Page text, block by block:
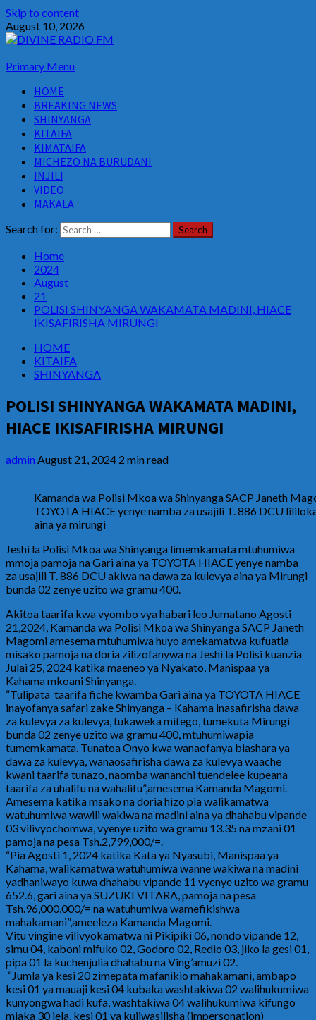
Skip to content
August 10, 2026
Primary Menu
HOME
BREAKING NEWS
SHINYANGA
KITAIFA
KIMATAIFA
MICHEZO NA BURUDANI
INJILI
VIDEO
MAKALA
Search for:
Home
2024
August
21
POLISI SHINYANGA WAKAMATA MADINI, HIACE
IKISAFIRISHA MIRUNGI
HOME
KITAIFA
SHINYANGA
POLISI SHINYANGA WAKAMATA MADINI,
HIACE IKISAFIRISHA MIRUNGI
admin August 21, 2024 2 min read
Kamanda wa Polisi Mkoa wa Shinyanga SACP Janeth
TOYOTA HIACE yenye namba za usajili T. 886 DCU
aina ya mirungi
Jeshi la Polisi Mkoa wa Shinyanga limemkamata mtuhumiwa
mmoja pamoja na Gari aina ya TOYOTA HIACE yenye namba
za usajili T. 886 DCU akiwa na dawa za kulevya aina ya Mirungi
bunda 02 zenye uzito wa gramu 400.
Akitoa taarifa kwa vyombo vya habari leo Jumatano Agosti
21,2024, Kamanda wa Polisi Mkoa wa Shinyanga SACP Janeth
Magomi amesema mtuhumiwa huyo amekamatwa kufuatia
misako pamoja na doria zilizofanywa na Jeshi la Polisi kuanzia
Julai 25, 2024 katika maeneo ya Nyakato, Manispaa ya
Kahama mkoani Shinyanga.
“Tulipata taarifa fiche kwamba Gari aina ya TOYOTA HIACE
inayofanya safari zake Shinyanga – Kahama inasafirisha dawa
za kulevya za kulevya, tukaweka mitego, tumekuta Mirungi
bunda 02 zenye uzito wa gramu 400, mtuhumiwapia
tumemkamata. Tunatoa Onyo kwa wanaofanya biashara ya
dawa za kulevya, wanaosafirisha dawa za kulevya waache
kwani taarifa tunazo, naomba wananchi tuendelee kupeana
taarifa za uhalifu na wahalifu”,amesema Kamanda Magomi.
Amesema katika msako na doria hizo pia walikamatwa
watuhumiwa wawili wakiwa na madini aina ya dhahabu vipande
03 vilivyochomwa, vyenye uzito wa gramu 13.35 na mzani 01
pamoja na pesa Tsh.2,799,000/=.
“Pia Agosti 1, 2024 katika Kata ya Nyasubi, Manispaa ya
Kahama, walikamatwa watuhumiwa wanne wakiwa na madini
yadhaniwayo kuwa dhahabu vipande 11 vyenye uzito wa gramu
652.6, gari aina ya SUZUKI VITARA, pamoja na pesa
Tsh.96,000,000/= na watuhumiwa wamefikishwa
mahakamani”,ameeleza Kamanda Magomi.
Vitu vingine vilivyokamatwa ni Pikipiki 06, nondo vipande 12,
simu 04, kaboni mifuko 02, Godoro 02, Redio 03, jiko la gesi 01,
pipa 01 la kuchenjulia dhahabu na Ving’amuzi 02.
“Jumla ya kesi 20 zimepata mafanikio mahakamani, ambapo
kesi 01 ya mauaji kesi 04 kubaka washtakiwa 02 walihukumiwa
kunyongwa hadi kufa, washtakiwa 04 walihukumiwa kifungo
miaka 30 jela, kesi 01 ya kujiwasilisha (impersonation)